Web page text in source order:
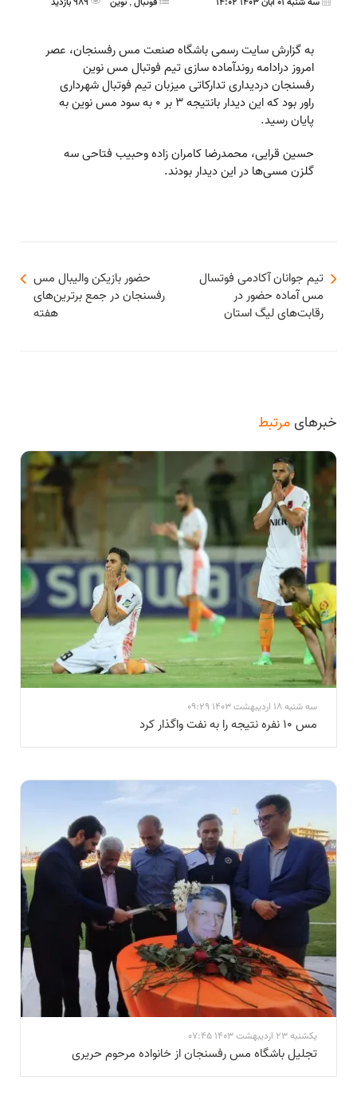
به گزارش سایت رسمی باشگاه صنعت مس رفسنجان، عصر
امروز درادامه روندآماده سازی تیم فوتبال مس نوین
رفسنجان دردیداری تدارکاتی میزبان تیم فوتبال شهرداری
راور بود که این دیدار بانتیجه ۳ بر ۰ به سود مس نوین به
پایان رسید.
حسین قرایی، محمدرضا کامران زاده وحبیب فتاحی سه
گلزن مسی‌ها در این دیدار بودند.
حضور بازیکن والیبال مس
رفسنجان در جمع برترین‌های
هفته
تیم جوانان آکادمی فوتسال
مس آماده حضور در
رقابت‌های لیگ استان
خبرهایمرتبط
سه شنبه 18 اردیبهشت 1403 09:29
مس ۱۰ نفره نتیجه را به نفت واگذار کرد
یکشنبه 23 اردیبهشت 1403 07:45
تجلیل باشگاه مس رفسنجان از خانواده مرحوم حریری